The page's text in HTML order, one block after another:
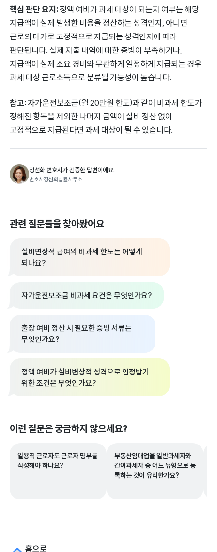
핵심 판단 요지:정액 여비가 과세 대상이 되는지 여부는 해당
지급액이 실제 발생한 비용을 정산하는 성격인지, 아니면
근로의 대가로 고정적으로 지급되는 성격인지에 따라
판단됩니다. 실제 지출 내역에 대한 증빙이 부족하거나,
지급액이 실제 소요 경비와 무관하게 일정하게 지급되는 경우
과세 대상 근로소득으로 분류될 가능성이 높습니다.
참고:자가운전보조금(월 20만원 한도)과 같이 비과세 한도가
정해진 항목을 제외한 나머지 금액이 실비 정산 없이
고정적으로 지급된다면 과세 대상이 될 수 있습니다.
정선화 변호사가 검증한 답변이에요.
변호사정선화법률사무소
관련 질문들을 찾아봤어요
실비변상적 급여의 비과세 한도는 어떻게
되나요?
자가운전보조금 비과세 요건은 무엇인가요?
출장 여비 정산 시 필요한 증빙 서류는
무엇인가요?
정액 여비가 실비변상적 성격으로 인정받기
위한 조건은 무엇인가요?
이런 질문은 궁금하지 않으세요?
일용직 근로자도 근로자 명부를
작성해야 하나요?
부동산임대업을 일반과세자와
간이과세자 중 어느 유형으로 등
록하는 것이 유리한가요?
홈으로